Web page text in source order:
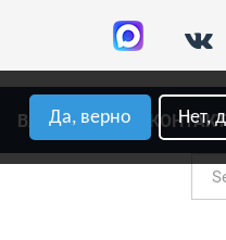
Да, верно Нет,
ВАКАНСИИ